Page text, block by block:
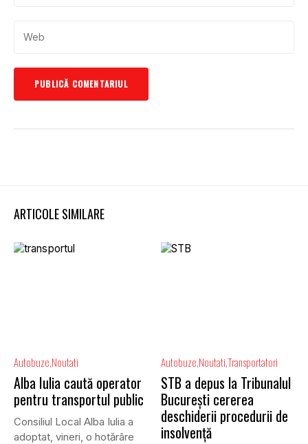
ARTICOLE SIMILARE
Autobuze Noutati
Alba Iulia caută operator
pentru transportul public
Consiliul Local Alba Iulia a
adoptat, vineri, o hotărâre
Autobuze NoutatiTransportatori
STB a depus la Tribunalul
București cererea
deschiderii procedurii de
insolvență